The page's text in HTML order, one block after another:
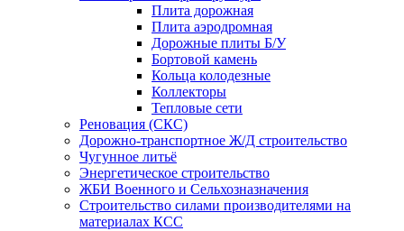
Плита дорожная
Плита аэродромная
Дорожные плиты Б/У
Бортовой камень
Кольца колодезные
Коллекторы
Тепловые сети
Реновация (СКС)
Дорожно-транспортное Ж/Д строительство
Чугунное литьё
Энергетическое строительство
ЖБИ Военного и Сельхозназначения
Строительство силами производителями на
материалах КСС